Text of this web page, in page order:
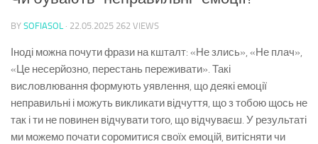
BY SOFIASOL · 22.05.2025 262 VIEWS
Іноді можна почути фрази на кшталт: «Не злись», «Не плач»,
«Це несерйозно, перестань переживати». Такі
висловлювання формують уявлення, що деякі емоції
неправильні і можуть викликати відчуття, що з тобою щось не
так і ти не повинен відчувати того, що відчуваєш. У результаті
ми можемо почати соромитися своїх емоцій, витісняти чи